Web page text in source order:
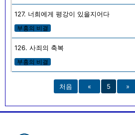
127. 너희에게 평강이 있을지어다
부흥의 비결
126. 사죄의 축복
부흥의 비결
처음 « 5 »